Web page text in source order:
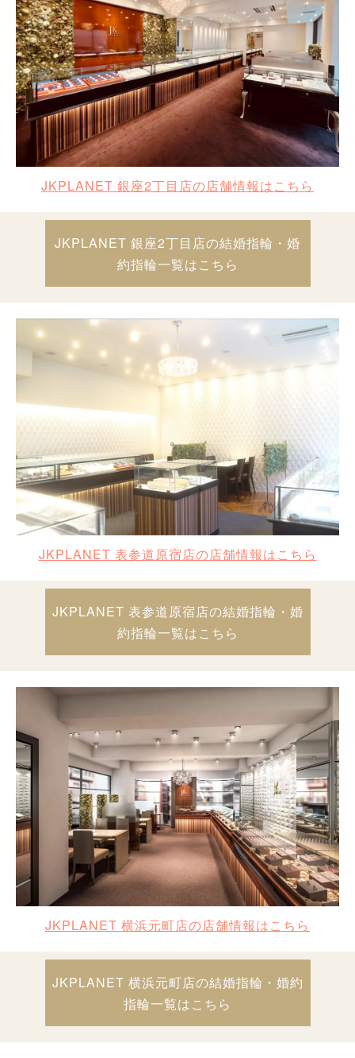
JKPLANET 銀座2丁目店の店舗情報はこちら
JKPLANET 銀座2丁目店の結婚指輪・婚
約指輪一覧はこちら
JKPLANET 表参道原宿店の店舗情報はこちら
JKPLANET 表参道原宿店の結婚指輪・婚
約指輪一覧はこちら
JKPLANET 横浜元町店の店舗情報はこちら
JKPLANET 横浜元町店の結婚指輪・婚約
指輪一覧はこちら